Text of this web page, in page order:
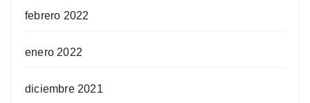
febrero 2022
enero 2022
diciembre 2021